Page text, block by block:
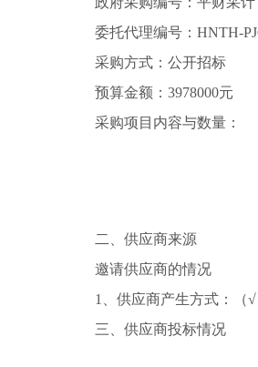
委托代理编号： HNTH-
采购方式：公开招标
预算金额： 3978000元
采购项目内容与数量：
二、供应商来源
邀请供应商的情况
1
、供应商产生方式：
三、供应商投标情况